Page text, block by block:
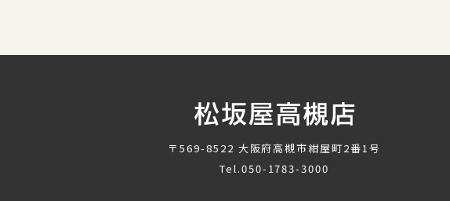
〒569-8522 大阪府高槻市紺屋町2番1号
Tel.050-1783-3000